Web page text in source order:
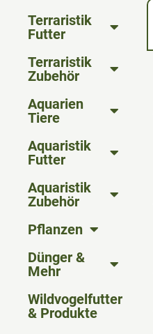
Terraristik
Futter
Terraristik
Zubehör
Aquarien
Tiere
Aquaristik
Futter
Aquaristik
Zubehör
Pflanzen
Dünger &
Mehr
Wildvogelfutter
& Produkte